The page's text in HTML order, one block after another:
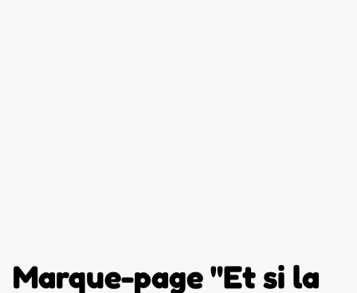
Marque-page "Et si la